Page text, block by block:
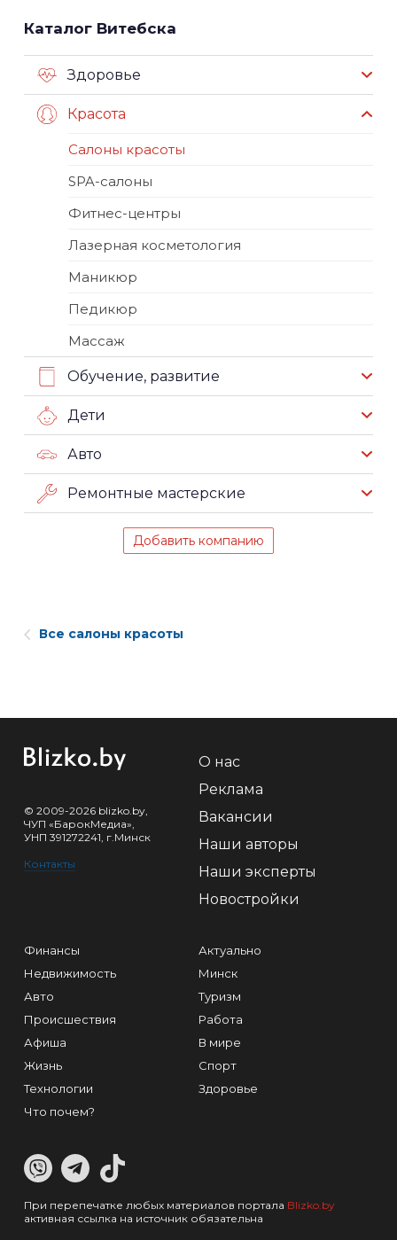
Каталог Витебска
Здоровье
Красота
Салоны красоты
SPA-салоны
Фитнес-центры
Лазерная косметология
Маникюр
Педикюр
Массаж
Обучение, развитие
Дети
Авто
Ремонтные мастерские
Добавить компанию
Все салоны красоты
© 2009-2026 blizko.by,
ЧУП «БарокМедиа»,
УНП 391272241, г.Минск
Контакты
О нас
Реклама
Вакансии
Наши авторы
Наши эксперты
Новостройки
Финансы
Недвижимость
Авто
Происшествия
Афиша
Жизнь
Технологии
Что почем?
Актуально
Минск
Туризм
Работа
В мире
Спорт
Здоровье
При перепечатке любых материалов портала Blizko.by
активная ссылка на источник обязательна